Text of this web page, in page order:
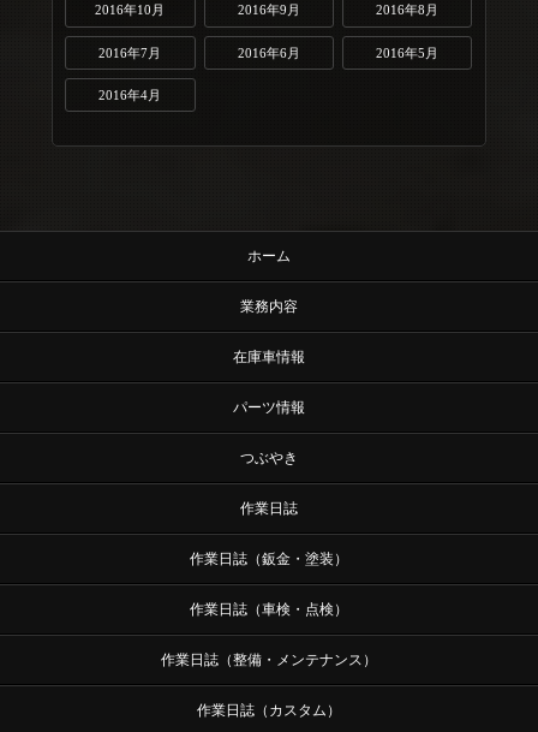
2016年10月 2016年9月 2016年8月
2016年7月 2016年6月 2016年5月
2016年4月
ホーム
業務内容
在庫車情報
パーツ情報
つぶやき
作業日誌
作業日誌（鈑金・塗装）
作業日誌（車検・点検）
作業日誌（整備・メンテナンス）
作業日誌（カスタム）